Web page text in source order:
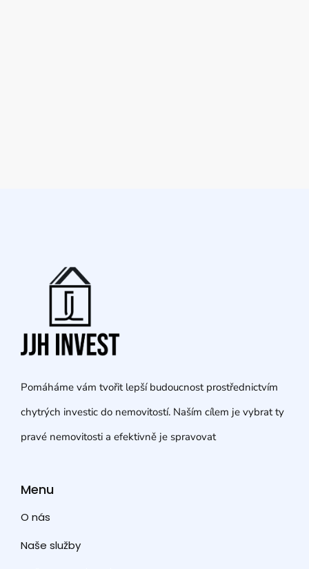
Pomáháme vám tvořit lepší budoucnost prostřednictvím
chytrých investic do nemovitostí. Naším cílem je vybrat ty
pravé nemovitosti a efektivně je spravovat
Menu
O nás
Naše služby